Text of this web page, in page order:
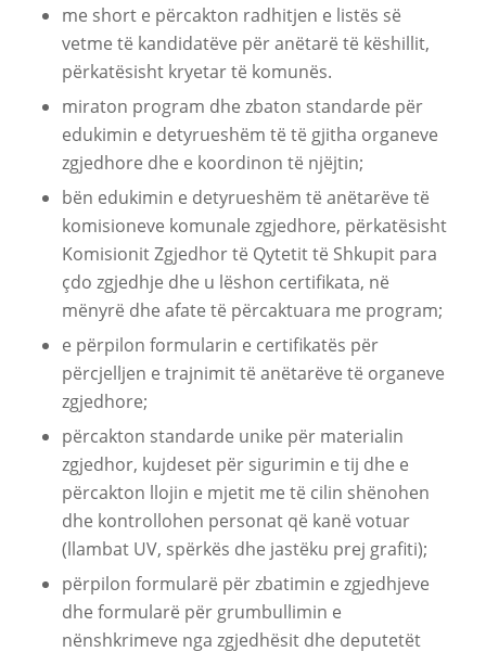
me short e përcakton radhitjen e listës së
vetme të kandidatëve për anëtarë të këshillit,
përkatësisht kryetar të komunës.
miraton program dhe zbaton standarde për
edukimin e detyrueshëm të të gjitha organeve
zgjedhore dhe e koordinon të njëjtin;
bën edukimin e detyrueshëm të anëtarëve të
komisioneve komunale zgjedhore, përkatësisht
Komisionit Zgjedhor të Qytetit të Shkupit para
çdo zgjedhje dhe u lëshon certifikata, në
mënyrë dhe afate të përcaktuara me program;
e përpilon formularin e certifikatës për
përcjelljen e trajnimit të anëtarëve të organeve
zgjedhore;
përcakton standarde unike për materialin
zgjedhor, kujdeset për sigurimin e tij dhe e
përcakton llojin e mjetit me të cilin shënohen
dhe kontrollohen personat që kanë votuar
(llambat UV, spërkës dhe jastëku prej grafiti);
përpilon formularë për zbatimin e zgjedhjeve
dhe formularë për grumbullimin e
nënshkrimeve nga zgjedhësit dhe deputetët